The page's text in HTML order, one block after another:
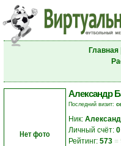
Главная|
Нет фото
Александр
Последний визит:
Ник:
Личный счёт: 0
Рейтинг: 573 =